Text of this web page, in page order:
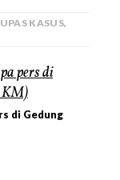
KASUS,
di Gedung